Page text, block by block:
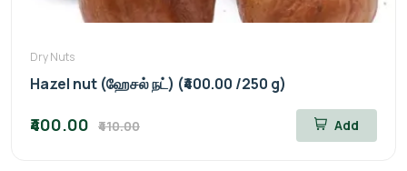
Dry Nuts
Hazel nut (ஹேசல் நட்) (₹400.00 /250 g)
₹400.00 ₹410.00 Add